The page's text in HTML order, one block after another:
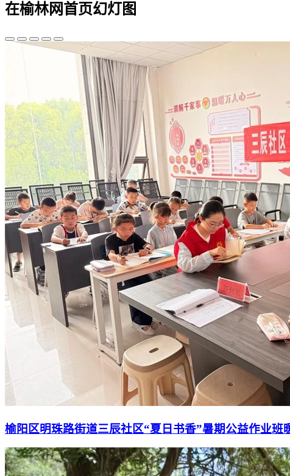
在榆林网首页幻灯图
榆阳区明珠路街道三辰社区“夏日书香”暑期公益作业班